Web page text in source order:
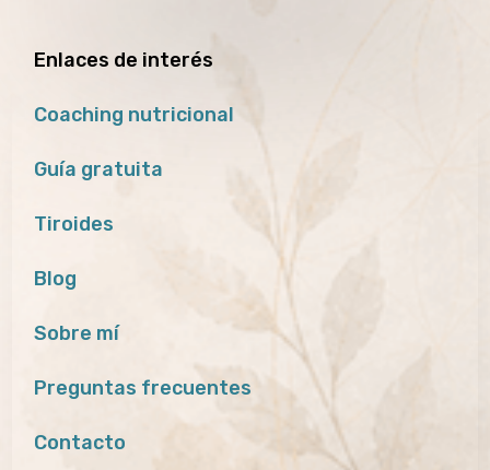
Enlaces de interés
Coaching nutricional
Guía gratuita
Tiroides
Blog
Sobre mí
Preguntas frecuentes
Contacto